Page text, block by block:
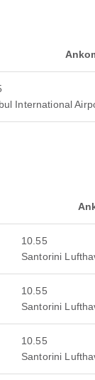
International
10.55
Santorini
10.55
Santorini
10.55
Santorini